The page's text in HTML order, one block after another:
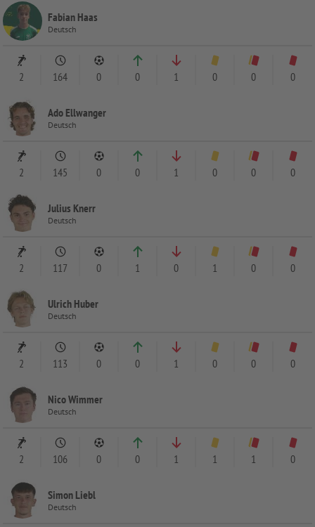
Fabian Haas
Deutsch
2 164 0 0 1 0 0 0
Ado Ellwanger
Deutsch
2 145 0 0 1 0 0 0
Julius Knerr
Deutsch
2 117 0 1 0 1 0 0
Ulrich Huber
Deutsch
2 113 0 0 1 0 0 0
Nico Wimmer
Deutsch
2 106 0 0 1 1 1 0
Simon Liebl
Deutsch